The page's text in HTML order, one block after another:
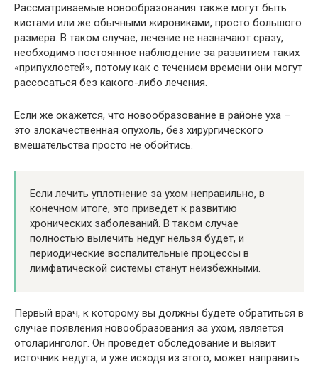
Рассматриваемые новообразования также могут быть
кистами или же обычными жировиками, просто большого
размера. В таком случае, лечение не назначают сразу,
необходимо постоянное наблюдение за развитием таких
«припухлостей», потому как с течением времени они могут
рассосаться без какого-либо лечения.
Если же окажется, что новообразование в районе уха –
это злокачественная опухоль, без хирургического
вмешательства просто не обойтись.
Если лечить уплотнение за ухом неправильно, в
конечном итоге, это приведет к развитию
хронических заболеваний. В таком случае
полностью вылечить недуг нельзя будет, и
периодические воспалительные процессы в
лимфатической системы станут неизбежными.
Первый врач, к которому вы должны будете обратиться в
случае появления новообразования за ухом, является
отоларинголог. Он проведет обследование и выявит
источник недуга, и уже исходя из этого, может направить